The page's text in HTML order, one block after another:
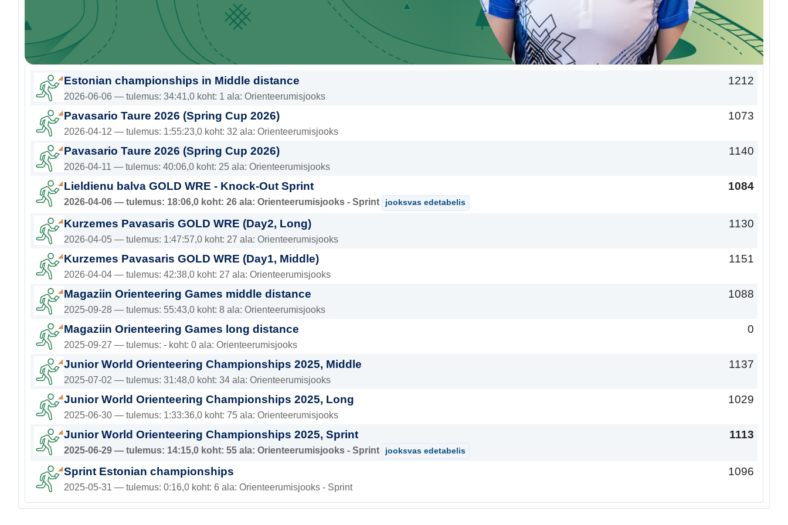
Estonian championships in Middle distance
2026-06-06 — tulemus: 34:41,0 koht: 1 ala: Orienteerumisjooks
1212
Pavasario Taure 2026 (Spring Cup 2026)
2026-04-12 — tulemus: 1:55:23,0 koht: 32 ala: Orienteerumisjooks
1073
Pavasario Taure 2026 (Spring Cup 2026)
2026-04-11 — tulemus: 40:06,0 koht: 25 ala: Orienteerumisjooks
1140
Lieldienu balva GOLD WRE - Knock-Out Sprint
2026-04-06 — tulemus: 18:06,0 koht: 26 ala: Orienteerumisjooks - Sprint jooksvas edetabelis
1084
Kurzemes Pavasaris GOLD WRE (Day2, Long)
2026-04-05 — tulemus: 1:47:57,0 koht: 27 ala: Orienteerumisjooks
1130
Kurzemes Pavasaris GOLD WRE (Day1, Middle)
2026-04-04 — tulemus: 42:38,0 koht: 27 ala: Orienteerumisjooks
1151
Magaziin Orienteering Games middle distance
2025-09-28 — tulemus: 55:43,0 koht: 8 ala: Orienteerumisjooks
1088
Magaziin Orienteering Games long distance
2025-09-27 — tulemus: - koht: 0 ala: Orienteerumisjooks
0
Junior World Orienteering Championships 2025, Middle
2025-07-02 — tulemus: 31:48,0 koht: 34 ala: Orienteerumisjooks
1137
Junior World Orienteering Championships 2025, Long
2025-06-30 — tulemus: 1:33:36,0 koht: 75 ala: Orienteerumisjooks
1029
Junior World Orienteering Championships 2025, Sprint
2025-06-29 — tulemus: 14:15,0 koht: 55 ala: Orienteerumisjooks - Sprint jooksvas edetabelis
1113
Sprint Estonian championships
2025-05-31 — tulemus: 0:16,0 koht: 6 ala: Orienteerumisjooks - Sprint
1096